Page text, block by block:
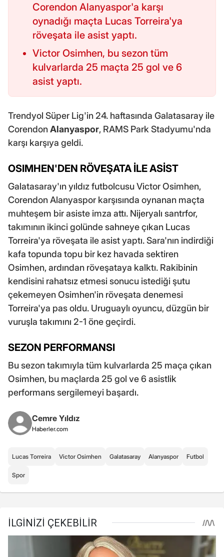
Corendon Alanyaspor'a karşı
oynadığı maçta Lucas Torreira'ya
röveşata ile asist yaptı.
Victor Osimhen, bu sezon tüm
kulvarlarda 25 maçta 25 gol ve 6
asist yaptı.
Trendyol Süper Lig'in 24. haftasında Galatasaray ile
CorendonAlanyaspor, RAMS Park Stadyumu'nda
karşı karşıya geldi.
OSIMHEN'DEN RÖVEŞATA İLE ASİST
Galatasaray'ın yıldız futbolcusu Victor Osimhen,
Corendon Alanyaspor karşısında oynanan maçta
muhteşem bir asiste imza attı. Nijeryalı santrfor,
takımının ikinci golünde sahneye çıkan Lucas
Torreira'ya röveşata ile asist yaptı. Sara'nın indirdiği
kafa topunda topu bir kez havada sektiren
Osimhen, ardından röveşataya kalktı. Rakibinin
kendisini rahatsız etmesi sonucu istediği şutu
çekemeyen Osimhen'in röveşata denemesi
Torreira'ya pas oldu. Uruguaylı oyuncu, düzgün bir
vuruşla takımını 2-1 öne geçirdi.
SEZON PERFORMANSI
Bu sezon takımıyla tüm kulvarlarda 25 maça çıkan
Osimhen, bu maçlarda 25 gol ve 6 asistlik
performans sergilemeyi başardı.
Cemre Yıldız
Haberler.com
Lucas Torreira Victor Osimhen Galatasaray Alanyaspor Futbol
Spor